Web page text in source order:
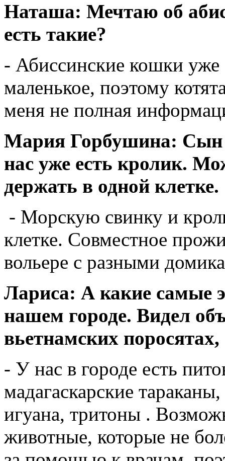
Наташа: Мечтаю об
есть такие?
- Абиссинские кошки уже
маленькое, поэтому
меня не полная
Мария Горбушина: Сын
нас уже есть кролик.
держать в одной клетке.
- Морскую свинку и
клетке. Совместное
вольере с разными
Лариса: А какие самые
нашем городе. Видел
вьетнамских
- У нас в городе есть
мадагаскарские
игуана, тритоны .
животные, которые не